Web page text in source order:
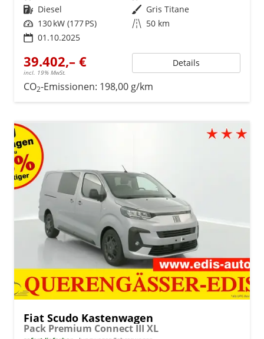
Kraftstoff Diesel Außenfarbe Gris Titane
Leistung 130 kW (177 PS) Kilometerstand 50 km
01.10.2025
39.402,– €
incl. 19% MwSt.
Details
CO2-Emissionen: 198,00 g/km
Fiat Scudo Kastenwagen
Pack Premium Connect III XL